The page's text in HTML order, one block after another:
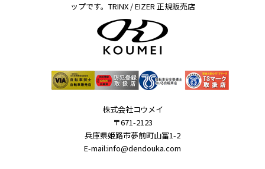
ップです。TRINX / EIZER 正規販売店
株式会社コウメイ
〒671-2123
兵庫県姫路市夢前町山冨1-2
E-mail:info@dendouka.com